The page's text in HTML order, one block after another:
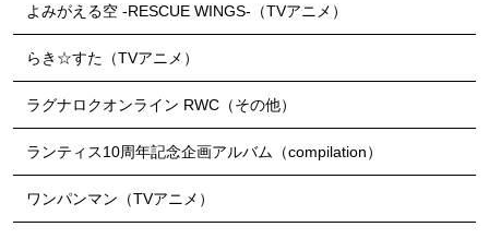
よみがえる空 -RESCUE WINGS-（TVアニメ）
らき☆すた（TVアニメ）
ラグナロクオンライン RWC（その他）
ランティス10周年記念企画アルバム（compilation）
ワンパンマン（TVアニメ）